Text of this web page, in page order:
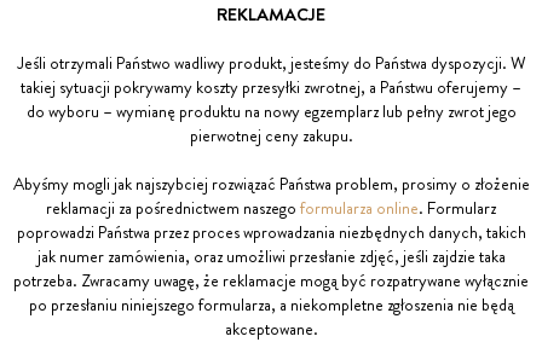
REKLAMACJE
Jeśli otrzymali Państwo wadliwy produkt, jesteśmy do Państwa dyspozycji. W
takiej sytuacji pokrywamy koszty przesyłki zwrotnej, a Państwu oferujemy –
do wyboru – wymianę produktu na nowy egzemplarz lub pełny zwrot jego
pierwotnej ceny zakupu.
Abyśmy mogli jak najszybciej rozwiązać Państwa problem, prosimy o złożenie
reklamacji za pośrednictwem naszego formularza online. Formularz
poprowadzi Państwa przez proces wprowadzania niezbędnych danych, takich
jak numer zamówienia, oraz umożliwi przesłanie zdjęć, jeśli zajdzie taka
potrzeba. Zwracamy uwagę, że reklamacje mogą być rozpatrywane wyłącznie
po przesłaniu niniejszego formularza, a niekompletne zgłoszenia nie będą
akceptowane.